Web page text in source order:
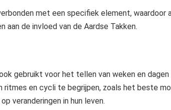
met een specifiek element, waardoor
aan de invloed van de Aardse Takken.
gebruikt voor het tellen van weken en dagen
ritmes en cycli te begrijpen, zoals het beste
veranderingen in hun leven.